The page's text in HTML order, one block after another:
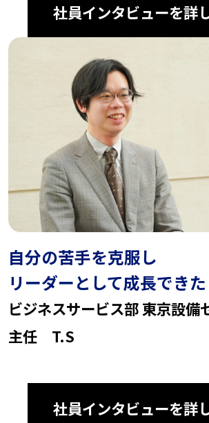
社員インタビューを詳
自分の苦手を克服し
リーダーとして成長できた
ビジネスサービス部 東京設備
主任 T.S
社員インタビューを詳